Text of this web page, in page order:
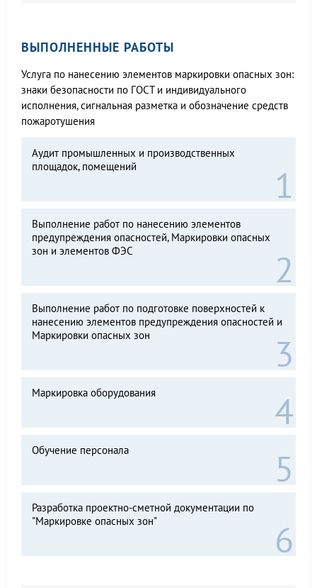
ВЫПОЛНЕННЫЕ РАБОТЫ
Услуга по нанесению элементов маркировки опасных зон:
знаки безопасности по ГОСТ и индивидуального
исполнения, сигнальная разметка и обозначение средств
пожаротушения
Аудит промышленных и производственных
площадок, помещений
Выполнение работ по нанесению элементов
предупреждения опасностей, Маркировки опасных
зон и элементов ФЭС
Выполнение работ по подготовке поверхностей к
нанесению элементов предупреждения опасностей и
Маркировки опасных зон
Маркировка оборудования
Обучение персонала
Разработка проектно-сметной документации по
"Маркировке опасных зон"